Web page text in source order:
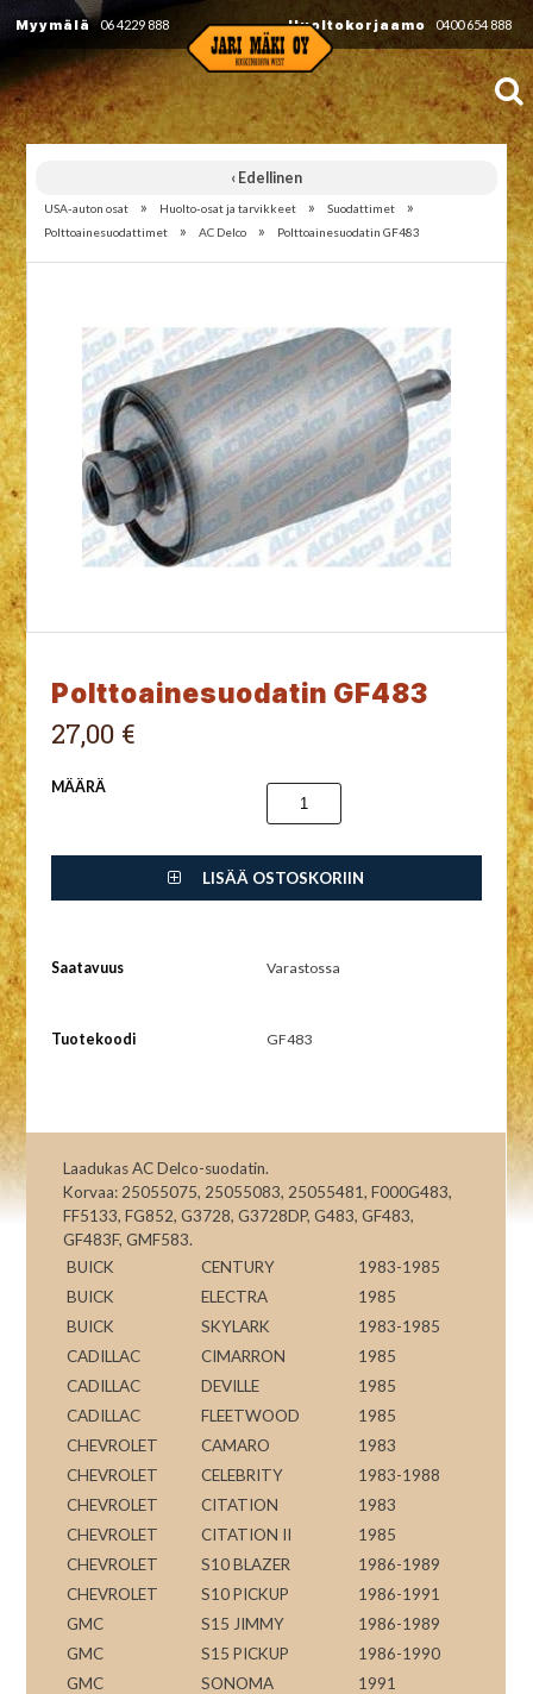
Myymälä 06 4229 888 Huoltokorjaamo 0400 654 888
‹ Edellinen
USA-auton osat » Huolto-osat ja tarvikkeet » Suodattimet »
Polttoainesuodattimet » AC Delco » Polttoainesuodatin GF483
Polttoainesuodatin GF483
27,00 €
MÄÄRÄ
LISÄÄ OSTOSKORIIN
Saatavuus Varastossa
Tuotekoodi GF483
Laadukas AC Delco-suodatin.
Korvaa: 25055075, 25055083, 25055481, F000G483,
FF5133, FG852, G3728, G3728DP, G483, GF483,
GF483F, GMF583.
BUICK
CENTURY
1983-1985
BUICK
ELECTRA
1985
BUICK
SKYLARK
1983-1985
CADILLAC
CIMARRON
1985
CADILLAC
DEVILLE
1985
CADILLAC
FLEETWOOD
1985
CHEVROLET
CAMARO
1983
CHEVROLET
CELEBRITY
1983-1988
CHEVROLET
CITATION
1983
CHEVROLET
CITATION II
1985
CHEVROLET
S10 BLAZER
1986-1989
CHEVROLET
S10 PICKUP
1986-1991
GMC
S15 JIMMY
1986-1989
GMC
S15 PICKUP
1986-1990
GMC
SONOMA
1991